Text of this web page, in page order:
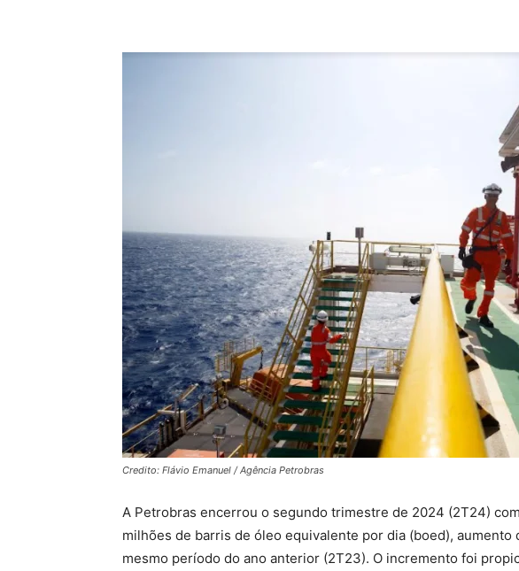
Credito: Flávio Emanuel / Agência Petrobras
A Petrobras encerrou o segundo trimestre de 2024 (2T24)
milhões de barris de óleo equivalente por dia (boed), aumento
mesmo período do ano anterior (2T23). O incremento foi